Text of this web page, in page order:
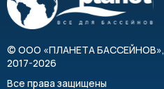
© ООО «ПЛАНЕТА БАССЕЙНОВ»,
2017-2026
Все права защищены